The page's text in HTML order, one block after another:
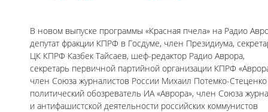
В новом выпуске программы «Красная пчела» на Радио
депутат фракции КПРФ в Госдуме, член Президиума,
ЦК КПРФ Казбек Тайсаев, шеф-редактор Радио Аврора,
секретарь первичной партийной организации КПРФ
член Союза журналистов России Михаил Потемко-
политический обозреватель ИА «Аврора», член Союза
и антифашистской деятельности российских коммунистов